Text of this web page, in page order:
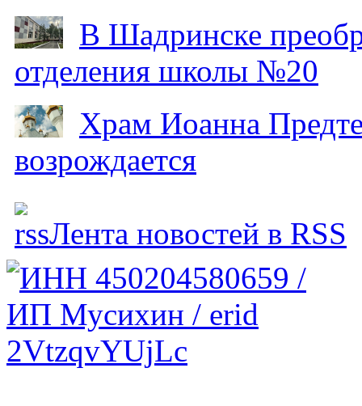
В Шадринске
отделения школы №20
Храм Иоанна
возрождается
Лента новостей в RSS